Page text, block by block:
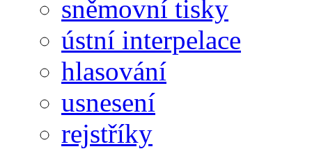
sněmovní tisky
ústní interpelace
hlasování
usnesení
rejstříky